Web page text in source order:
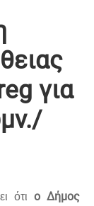
για
ότι ο Δήμος